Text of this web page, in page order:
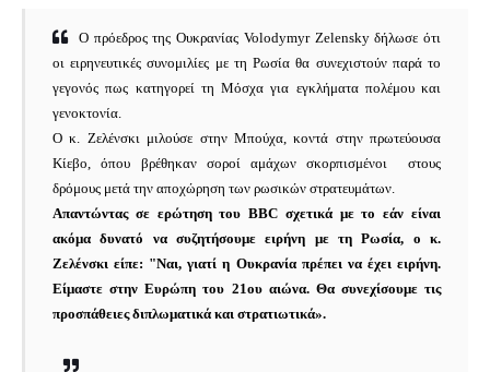
Ο πρόεδρος της Ουκρανίας Volodymyr Zelensky δήλωσε ότι
οι ειρηνευτικές συνομιλίες με τη Ρωσία θα συνεχιστούν παρά το
γεγονός πως κατηγορεί τη Μόσχα για εγκλήματα πολέμου και
γενοκτονία.
Ο κ. Ζελένσκι μιλούσε στην Μπούχα, κοντά στην πρωτεύουσα
Κίεβο, όπου βρέθηκαν σοροί αμάχων σκορπισμένοι στους
δρόμους μετά την αποχώρηση των ρωσικών στρατευμάτων.
Απαντώντας σε ερώτηση του BBC σχετικά με το εάν είναι
ακόμα δυνατό να συζητήσουμε ειρήνη με τη Ρωσία, ο κ.
Ζελένσκι είπε: "Ναι, γιατί η Ουκρανία πρέπει να έχει ειρήνη.
Είμαστε στην Ευρώπη του 21ου αιώνα. Θα συνεχίσουμε τις
προσπάθειες διπλωματικά και στρατιωτικά».